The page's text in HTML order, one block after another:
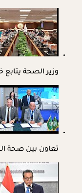
وزير الصحة يتابع
تعاون بين صحة